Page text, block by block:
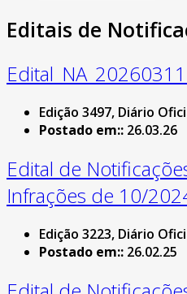
Editais de
Edição 3497, Diário
Postado em:: 26.03.26
Edital de
Infrações de 10/
Edição 3223, Diário
Postado em:: 26.02.25